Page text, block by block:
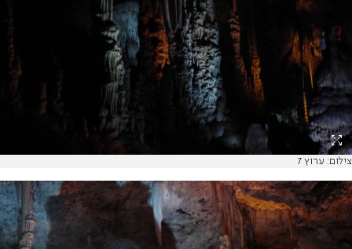
צילום: ערוץ 7